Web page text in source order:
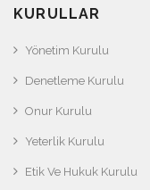
KURULLAR
Yönetim Kurulu
Denetleme Kurulu
Onur Kurulu
Yeterlik Kurulu
Etik Ve Hukuk Kurulu